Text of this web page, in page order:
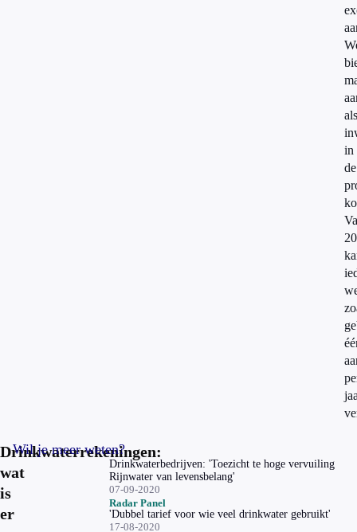
als
in
de
Drinkwaterrekeningen:
wat
is
er
Wil je meer weten?
Drinkwaterbedrijven: 'Toezicht te hoge vervuiling
Rijnwater van levensbelang'
07-09-2020
Radar Panel
'Dubbel tarief voor wie veel drinkwater gebruikt'
17-08-2020